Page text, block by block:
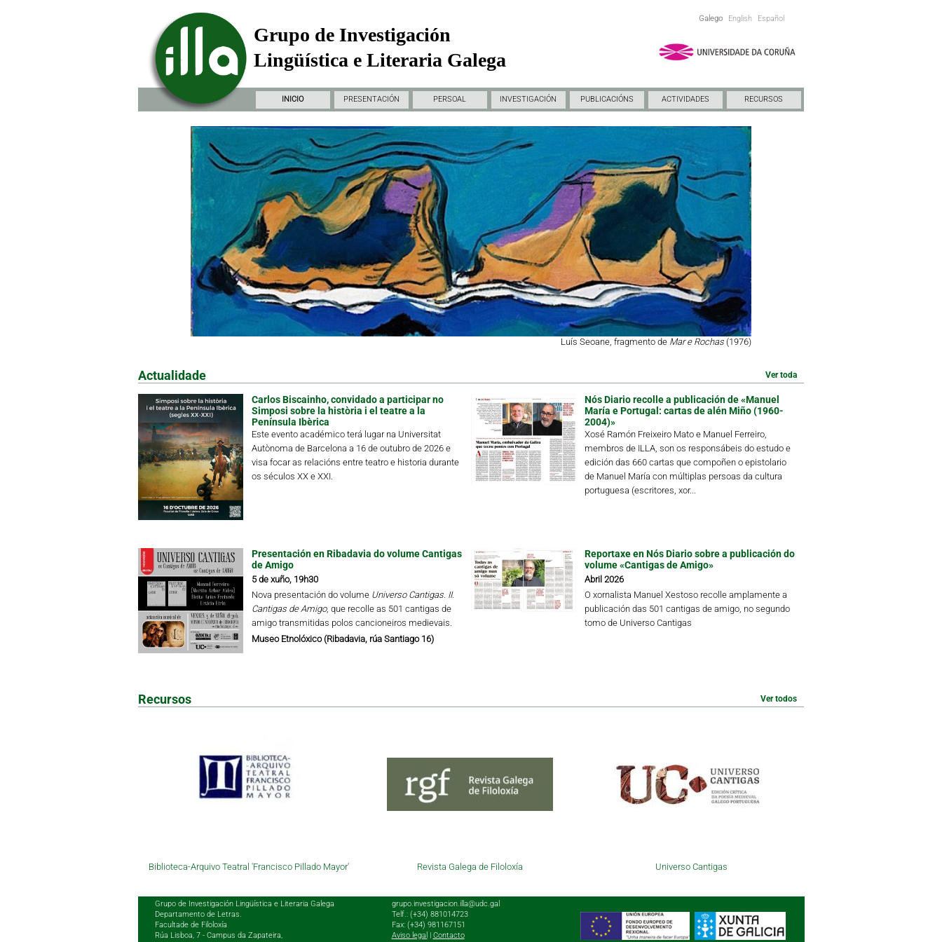
Galego English Español
Grupo de Investigación
Lingüística e Literaria Galega
INICIO PRESENTACIÓN PERSOAL INVESTIGACIÓN PUBLICACIÓNS ACTIVIDADES RECURSOS
Luís Seoane, fragmento deMar e Rochas (1976)
Actualidade Ver toda
Carlos Biscainho, convidado a participar no
Simposi sobre la història i el teatre a la
Península Ibèrica
Este evento académico terá lugar na Universitat
Autònoma de Barcelona a 16 de outubro de 2026 e
visa focar as relacións entre teatro e historia durante
os séculos XX e XXI.
Nós Diario recolle a publicación de «Manuel
María e Portugal: cartas de alén Miño (1960-
2004)»
Xosé Ramón Freixeiro Mato e Manuel Ferreiro,
membros de ILLA, son os responsábeis do estudo e
edición das 660 cartas que compoñen o epistolario
de Manuel María con múltiplas persoas da cultura
portuguesa (escritores, xor...
Presentación en Ribadavia do volume Cantigas
de Amigo
5 de xuño, 19h30
Nova presentación do volume Universo Cantigas. II.
Cantigas de Amigo, que recolle as 501 cantigas de
amigo transmitidas polos cancioneiros medievais.
Museo Etnolóxico (Ribadavia, rúa Santiago 16)
Reportaxe en Nós Diario sobre a publicación do
volume «Cantigas de Amigo»
Abril 2026
O xornalista Manuel Xestoso recolle amplamente a
publicación das 501 cantigas de amigo, no segundo
tomo de Universo Cantigas
Recursos Ver todos
Biblioteca-Arquivo Teatral 'Francisco Pillado Mayor' Revista Galega de Filoloxía Universo Cantigas
Grupo de Investigación Lingüística e Literaria Galega
Departamento de Letras.
Facultade de Filoloxía
Rúa Lisboa, 7 - Campus da Zapateira,
grupo.investigacion.illa@udc.gal
Telf.: (+34) 881014723
Fax: (+34) 981167151
Aviso legal | Contacto